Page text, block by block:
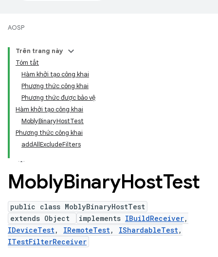
AOSP
Trên trang này
Tóm tắt
Hàm khởi tạo công khai
Phương thức công khai
Phương thức được bảo vệ
Hàm khởi tạo công khai
MoblyBinaryHostTest
Phương thức công khai
addAllExcludeFilters
MoblyBinaryHostTest
public class MoblyBinaryHostTest
extends Object
implements IBuildReceiver,
IDeviceTest, IRemoteTest, IShardableTest,
ITestFilterReceiver